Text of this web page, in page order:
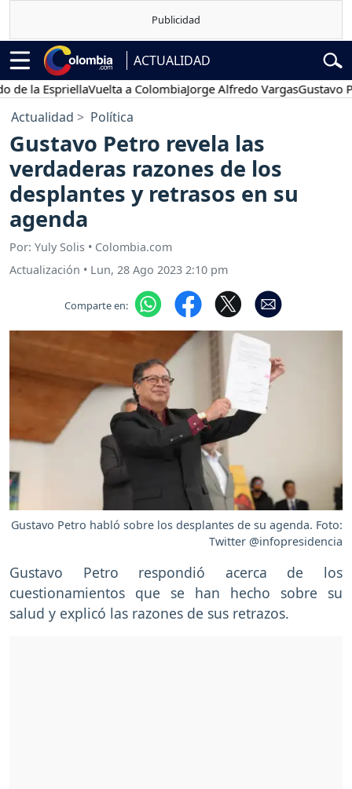
ACTUALIDAD
EspriellaVuelta a ColombiaJorge Alfredo VargasGustavo Petro
Actualidad Política
Gustavo Petro revela las
verdaderas razones de los
desplantes y retrasos en su
agenda
Por: Yuly Solis • Colombia.com
Actualización • Lun, 28 Ago 2023 2:10 pm
Comparte en:
Gustavo Petro habló sobre los desplantes de su agenda. Foto:
Twitter @infopresidencia
Gustavo Petro respondió acerca de los
cuestionamientos que se han hecho sobre su
salud y explicó las razones de sus retrazos.